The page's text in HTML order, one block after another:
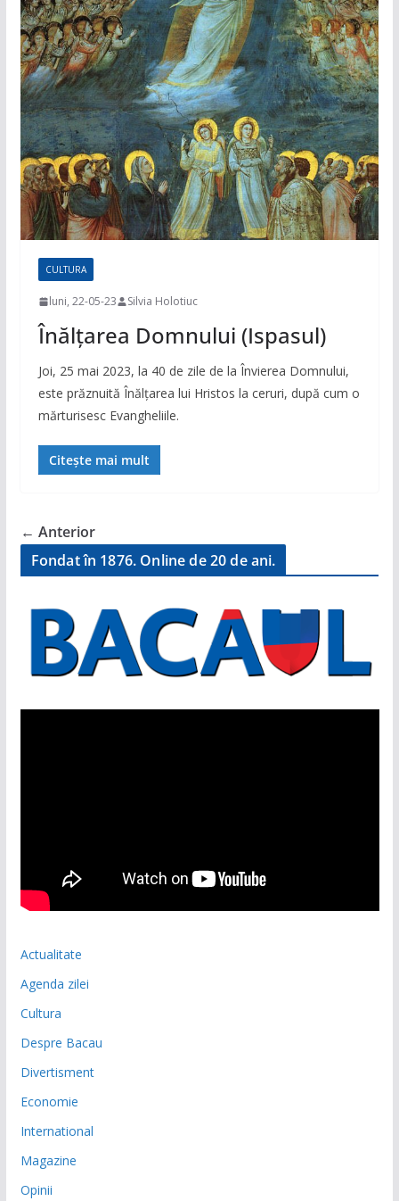
CULTURA
luni, 22-05-23 Silvia Holotiuc
Înălțarea Domnului (Ispasul)
Joi, 25 mai 2023, la 40 de zile de la Învierea Domnului,
este prăznuită Înălțarea lui Hristos la ceruri, după cum o
mărturisesc Evangheliile.
Citește mai mult
← Anterior
Fondat în 1876. Online de 20 de ani.
Actualitate
Agenda zilei
Cultura
Despre Bacau
Divertisment
Economie
International
Magazine
Opinii